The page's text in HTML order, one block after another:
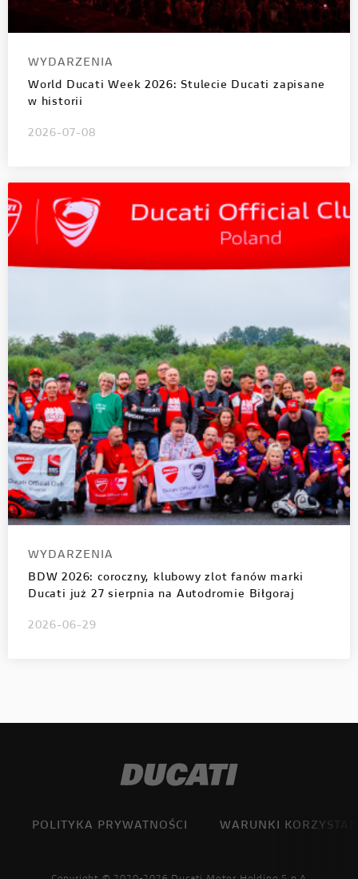
WYDARZENIA
World Ducati Week 2026: Stulecie Ducati zapisane
w historii
2026-07-08
WYDARZENIA
BDW 2026: coroczny, klubowy zlot fanów marki
Ducati już 27 sierpnia na Autodromie Biłgoraj
2026-06-29
POLITYKA PRYWATNOŚCI WARUNKI